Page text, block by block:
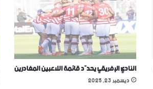
النادي الإفريقي يحدّد قائمة اللاعبين المغادرين
ديسمبر 23, 2025